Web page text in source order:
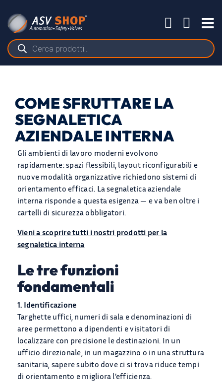
contenuto
Ricerca
prodotti
PRODOTTI
APPLICAZIONI
BLOG
Chi Siamo
COME SFRUTTARE LA
SEGNALETICA
AZIENDALE INTERNA
Gli ambienti di lavoro moderni evolvono
rapidamente: spazi flessibili, layout riconfigurabili e
nuove modalità organizzative richiedono sistemi di
orientamento efficaci. La segnaletica aziendale
interna risponde a questa esigenza — e va ben oltre i
cartelli di sicurezza obbligatori.
Vieni a scoprire tutti i nostri prodotti per la
segnaletica interna
Le tre funzioni
fondamentali
1. Identificazione
Targhette uffici, numeri di sala e denominazioni di
aree permettono a dipendenti e visitatori di
localizzare con precisione le destinazioni. In un
ufficio direzionale, in un magazzino o in una struttura
sanitaria, sapere subito dove ci si trova riduce tempi
di orientamento e migliora l’efficienza.